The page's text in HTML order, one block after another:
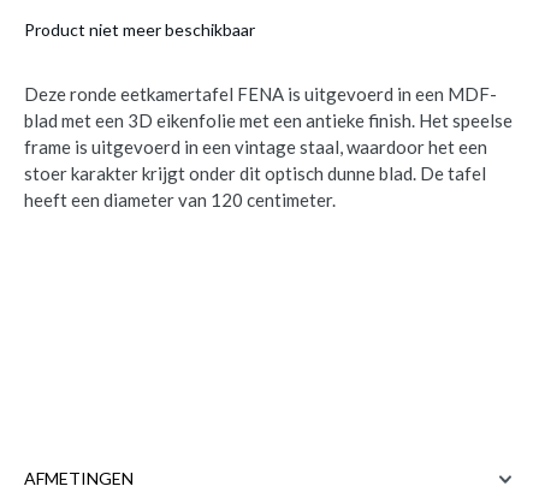
Product niet meer beschikbaar
Deze ronde eetkamertafel FENA is uitgevoerd in een MDF-
blad met een 3D eikenfolie met een antieke finish. Het speelse
frame is uitgevoerd in een vintage staal, waardoor het een
stoer karakter krijgt onder dit optisch dunne blad. De tafel
heeft een diameter van 120 centimeter.
AFMETINGENEettafel FENA Eik Antiquewash Ø120